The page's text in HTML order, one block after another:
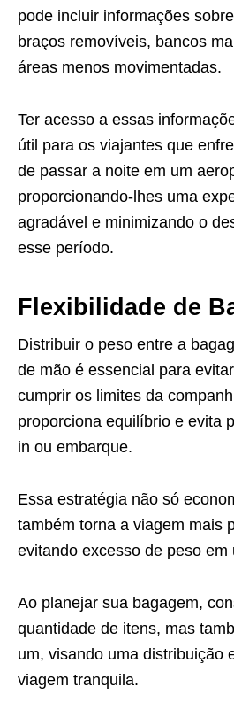
pode incluir informações
braços removíveis, bancos
áreas menos movimentadas.
Ter acesso a essas
útil para os viajantes que
de passar a noite em um
proporcionando-lhes uma
agradável e minimizando o
esse período.
Flexibilidade de
Distribuir o peso entre a
de mão é essencial para
cumprir os limites da
proporciona equilíbrio e evita
in ou embarque.
Essa estratégia não só
também torna a viagem mais
evitando excesso de peso em
Ao planejar sua bagagem,
quantidade de itens, mas
um, visando uma distribuição
viagem tranquila.